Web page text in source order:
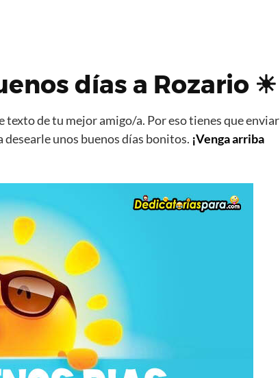
días a Rozario ☀
texto de tu mejor amigo/a. Por eso tienes que enviar
desearle unos buenos días bonitos. ¡Venga arriba